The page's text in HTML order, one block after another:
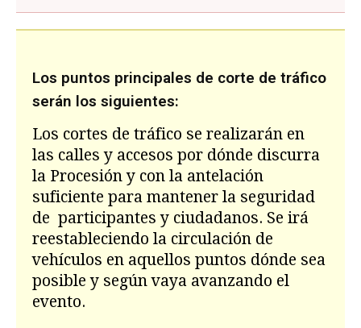
Los puntos principales de corte de tráfico
serán los siguientes:
Los cortes de tráfico se realizarán en
las calles y accesos por dónde discurra
la Procesión y con la antelación
suficiente para mantener la seguridad
de participantes y ciudadanos. Se irá
reestableciendo la circulación de
vehículos en aquellos puntos dónde sea
posible y según vaya avanzando el
evento.